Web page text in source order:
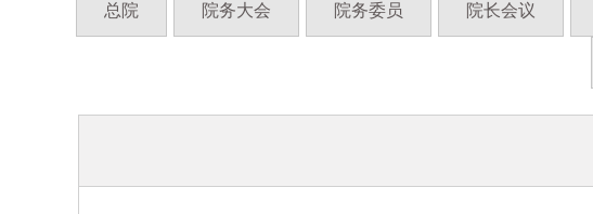
总院 院务大会 院务委员 院长会议